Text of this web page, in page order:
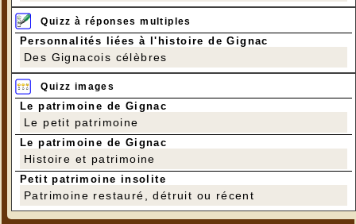
Quizz à réponses multiples
Personnalités liées à l'histoire de Gignac
Des Gignacois célèbres
Quizz images
Le patrimoine de Gignac
Le petit patrimoine
Le patrimoine de Gignac
Histoire et patrimoine
Petit patrimoine insolite
Patrimoine restauré, détruit ou récent